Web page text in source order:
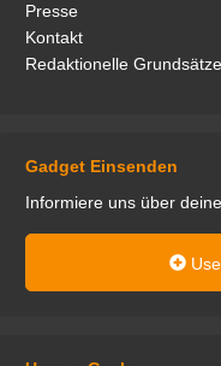
Presse
Kontakt
Redaktionelle
Gadget Einsenden
Informiere uns über